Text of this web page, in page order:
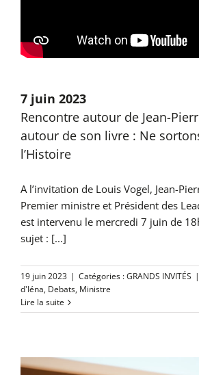
7 juin 2023
Rencontre autour de Jean-
autour de son livre : Ne
l’Histoire
A l’invitation de Louis Vogel, Jean-
Premier ministre et Président des
est intervenu le mercredi 7 juin de
sujet : [...]
19 juin 2023 | Catégories :GRANDS INVITÉS |
d'Iéna, Debats, Ministre
Lire la suite